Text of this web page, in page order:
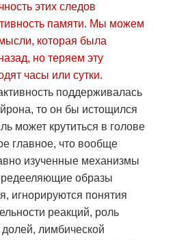
этих следов
памяти. Мы можем
которая была
но теряем эту
часы или сутки.
поддерживалась
то он бы истощился
может крутиться в голове
главное, что вообще
изученные механизмы
образы
игнорируются понятия
реакций, роль
лимбической